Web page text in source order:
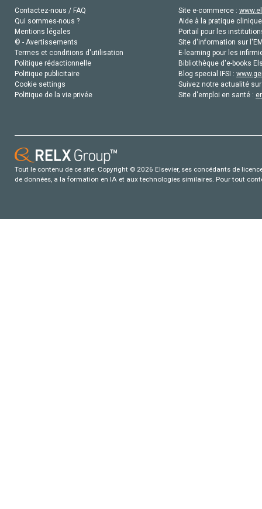
Contactez-nous / FAQ
Qui sommes-nous ?
Mentions légales
© - Avertissements
Termes et conditions d'utilisation
Politique rédactionnelle
Politique publicitaire
Cookie settings
Politique de la vie privée
Site e-commerce :
Aide à la pratique
Portail pour les
Site d'information sur
E-learning pour les
Bibliothèque d'e-books
Blog special IFSI :
Suivez notre actualité
Site d'emploi en santé :
Tout le contenu de ce site: Copyright © 2026 Elsevier, ses concédants de
de données, a la formation en IA et aux technologies similaires. Pour tout